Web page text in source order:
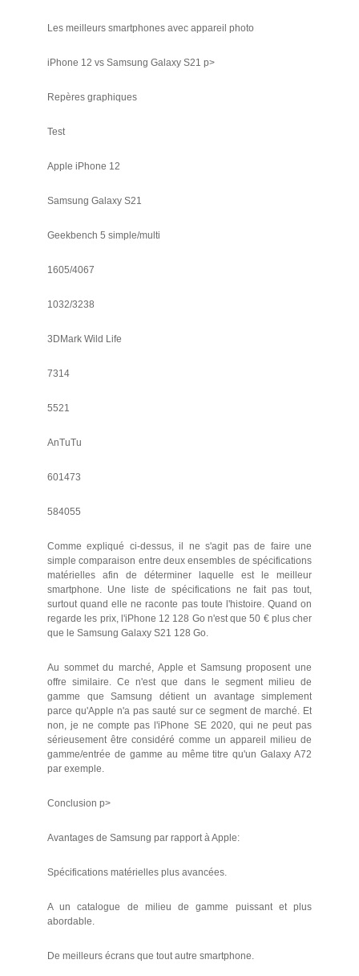
Les meilleurs smartphones avec appareil photo
iPhone 12 vs Samsung Galaxy S21 p>
Repères graphiques
Test
Apple iPhone 12
Samsung Galaxy S21
Geekbench 5 simple/multi
1605/4067
1032/3238
3DMark Wild Life
7314
5521
AnTuTu
601473
584055
Comme expliqué ci-dessus, il ne s'agit pas de faire une
simple comparaison entre deux ensembles de spécifications
matérielles afin de déterminer laquelle est le meilleur
smartphone. Une liste de spécifications ne fait pas tout,
surtout quand elle ne raconte pas toute l'histoire. Quand on
regarde les prix, l'iPhone 12 128 Go n'est que 50 € plus cher
que le Samsung Galaxy S21 128 Go.
Au sommet du marché, Apple et Samsung proposent une
offre similaire. Ce n'est que dans le segment milieu de
gamme que Samsung détient un avantage simplement
parce qu'Apple n'a pas sauté sur ce segment de marché. Et
non, je ne compte pas l'iPhone SE 2020, qui ne peut pas
sérieusement être considéré comme un appareil milieu de
gamme/entrée de gamme au même titre qu'un Galaxy A72
par exemple.
Conclusion p>
Avantages de Samsung par rapport à Apple:
Spécifications matérielles plus avancées.
A un catalogue de milieu de gamme puissant et plus
abordable.
De meilleurs écrans que tout autre smartphone.